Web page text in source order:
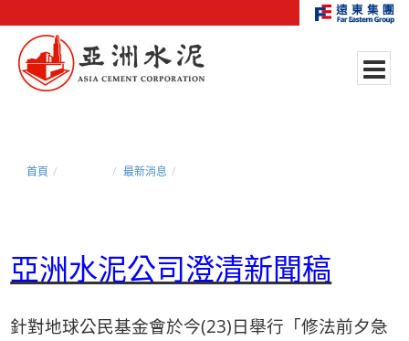
首頁 最新消息
亞洲水泥公司澄清新聞稿
針對地球公民基金會於今(23) 日舉行「修法前夕急